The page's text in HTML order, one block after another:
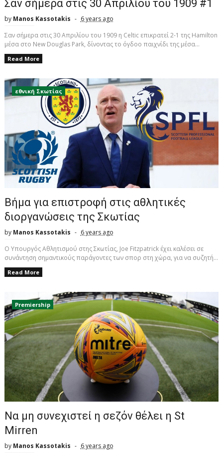
Σαν σήμερα στις 30 Απριλίου του 1909 #1
by Manos Kassotakis
6 years ago
Σαν σήμερα στις 30 Απριλίου του 1909 η Celtic επικρατεί 2-1 της Hamilton
μέσα στο New Douglas Park, δίνοντας το όγδοο παιχνίδι της μέσα...
Read More
εθνική Σκωτίας
Βήμα για επιστροφή στις αθλητικές
διοργανώσεις της Σκωτίας
by Manos Kassotakis
6 years ago
Ο Υπουργός Αθλητισμού στης Σκωτίας, Joe Fitzpatrick έχει καλέσει σε
συνάντηση σημαντικούς παράγοντες των σπορ στη χώρα, για να συζητή...
Read More
Premiership
Να μη συνεχιστεί η σεζόν θέλει η St
Mirren
by Manos Kassotakis
6 years ago